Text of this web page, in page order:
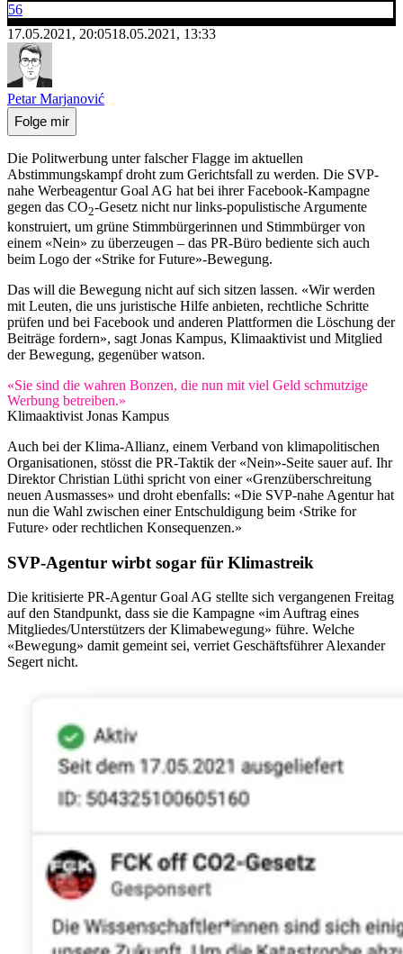
56
17.05.2021, 20:0518.05.2021, 13:33
Petar Marjanović
Folge mir
Die Politwerbung unter falscher Flagge im aktuellen
Abstimmungskampf droht zum Gerichtsfall zu werden. Die SVP-
nahe Werbeagentur Goal AG hat bei ihrer Facebook-Kampagne
gegen das CO2-Gesetz nicht nur links-populistische Argumente
konstruiert, um grüne Stimmbürgerinnen und Stimmbürger von
einem «Nein» zu überzeugen – das PR-Büro bediente sich auch
beim Logo der «Strike for Future»-Bewegung.
Das will die Bewegung nicht auf sich sitzen lassen. «Wir werden
mit Leuten, die uns juristische Hilfe anbieten, rechtliche Schritte
prüfen und bei Facebook und anderen Plattformen die Löschung der
Beiträge fordern», sagt Jonas Kampus, Klimaaktivist und Mitglied
der Bewegung, gegenüber watson.
«Sie sind die wahren Bonzen, die nun mit viel Geld schmutzige
Werbung betreiben.»
Klimaaktivist Jonas Kampus
Auch bei der Klima-Allianz, einem Verband von klimapolitischen
Organisationen, stösst die PR-Taktik der «Nein»-Seite sauer auf. Ihr
Direktor Christian Lüthi spricht von einer «Grenzüberschreitung
neuen Ausmasses» und droht ebenfalls: «Die SVP-nahe Agentur hat
nun die Wahl zwischen einer Entschuldigung beim ‹Strike for
Future› oder rechtlichen Konsequenzen.»
SVP-Agentur wirbt sogar für Klimastreik
Die kritisierte PR-Agentur Goal AG stellte sich vergangenen Freitag
auf den Standpunkt, dass sie die Kampagne «im Auftrag eines
Mitgliedes/Unterstützers der Klimabewegung» führe. Welche
«Bewegung» damit gemeint sei, verriet Geschäftsführer Alexander
Segert nicht.